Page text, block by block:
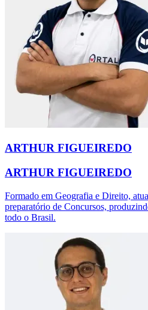
ARTHUR FIGUEIREDO
ARTHUR FIGUEIREDO
Formado em Geografia e Direito,
preparatório de Concursos,
todo o Brasil.